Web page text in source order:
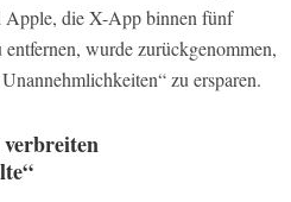
Apple, die X-App binnen fünf
wurde zurückgenommen,
zu ersparen.